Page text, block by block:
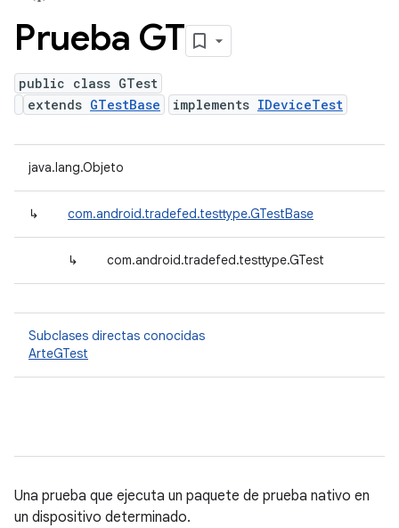
Prueba GT
public class GTest
extends GTestBase implements IDeviceTest
java.lang.Objeto
↳ com.android.tradefed.testtype.GTestBase
↳ com.android.tradefed.testtype.GTest
Subclases directas conocidas
ArteGTest
Una prueba que ejecuta un paquete de prueba nativo en
un dispositivo determinado.